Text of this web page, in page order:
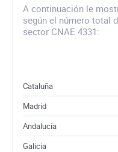
A continuación le
según el número total
sector CNAE 4331:
Cataluña
Madrid
Andalucía
Galicia